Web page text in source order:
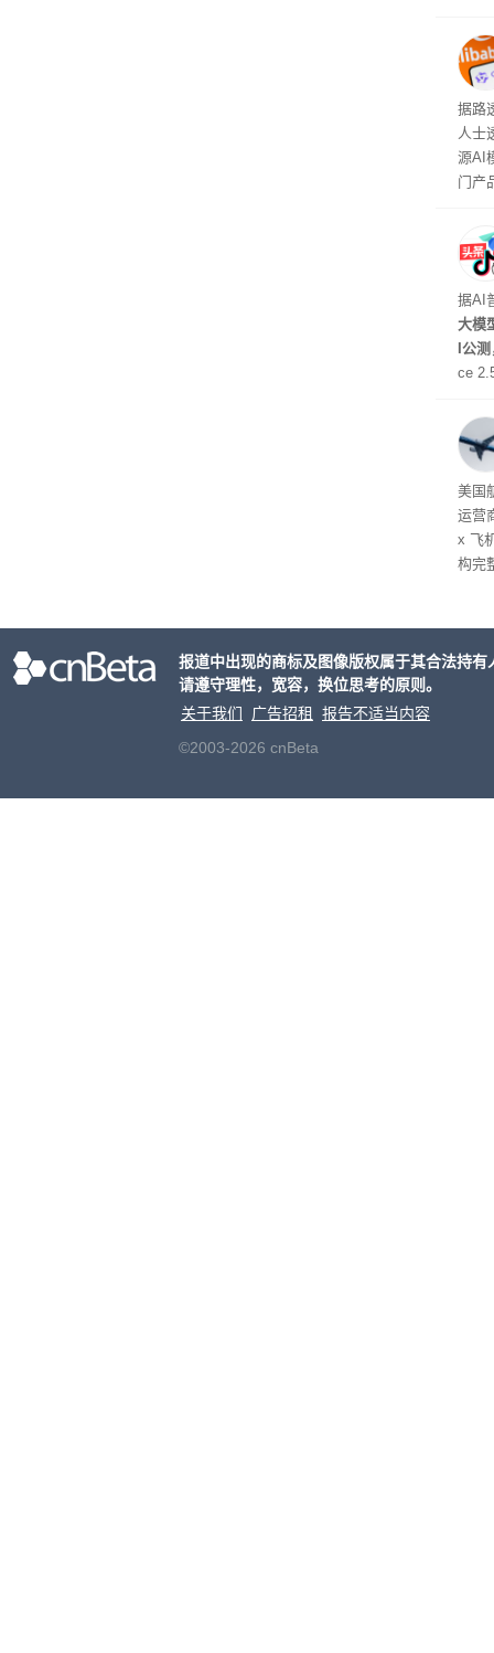
本
钮用
型
据路
人士
源AI
门产
据AI
大模
I公
ce
万
出分
在
美国
运营
x 飞
构完
报道中出现的商标及图像版权属于其合法持
请遵守理性，宽容，换位思考的原则。
关于我们
广告招租
报告不适当内容
©2003-2026 cnBeta